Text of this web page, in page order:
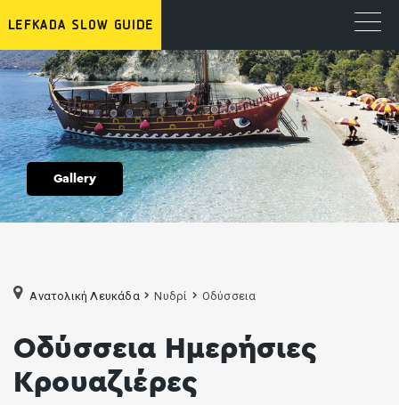
Gallery
Ανατολική Λευκάδα Νυδρί Οδύσσεια
Οδύσσεια Ημερήσιες
Κρουαζιέρες